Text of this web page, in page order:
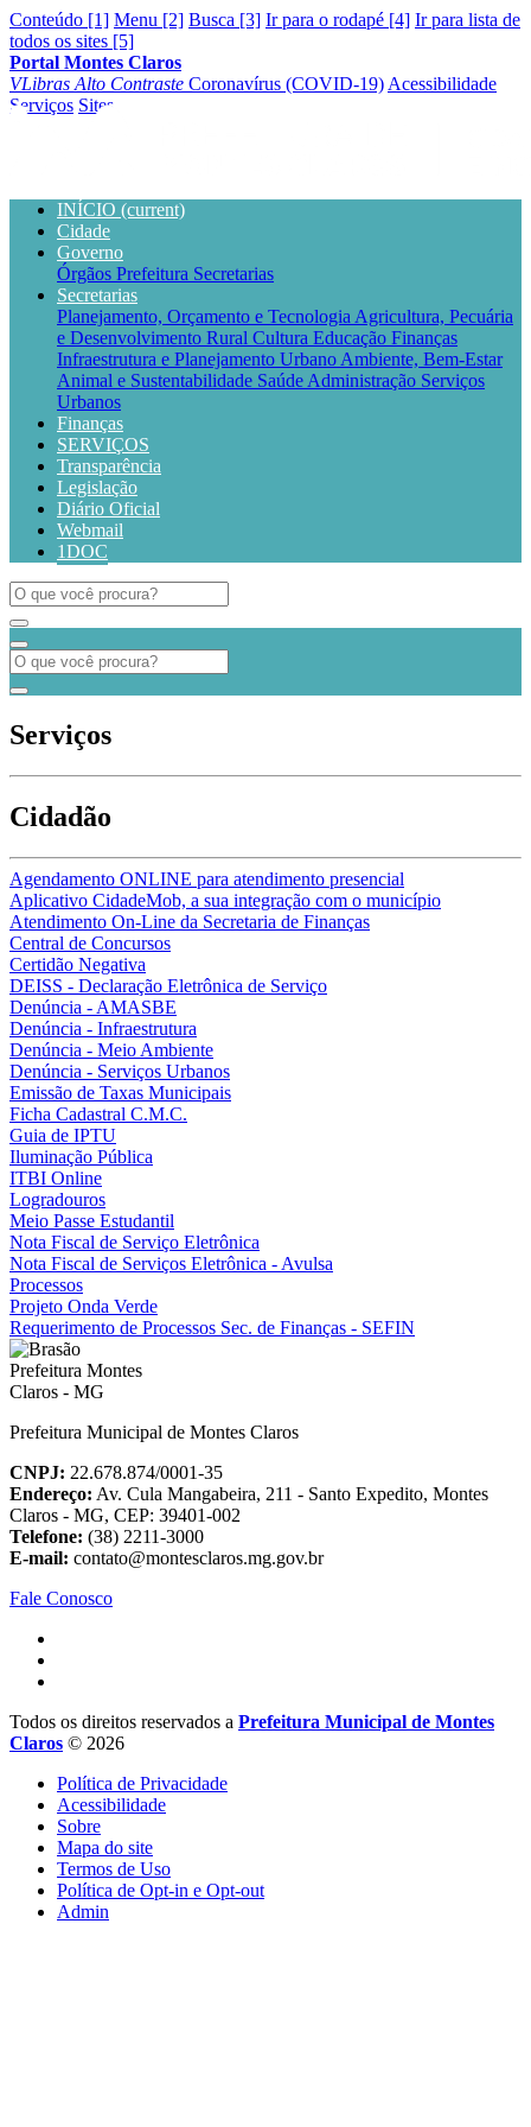
Conteúdo [1] Menu [2] Busca [3] Ir para o rodapé [4] Ir para lista de
todos os sites [5]
Portal Montes Claros
VLibras Alto Contraste Coronavírus (COVID-19) Acessibilidade
Serviços Sites
INÍCIO (current)
Cidade
Governo
Órgãos Prefeitura Secretarias
Secretarias
Planejamento, Orçamento e Tecnologia Agricultura, Pecuária
e Desenvolvimento Rural Cultura Educação Finanças
Infraestrutura e Planejamento Urbano Ambiente, Bem-Estar
Animal e Sustentabilidade Saúde Administração Serviços
Urbanos
Finanças
SERVIÇOS
Transparência
Legislação
Diário Oficial
Webmail
1DOC
Serviços
Cidadão
Agendamento ONLINE para atendimento presencial
Aplicativo CidadeMob, a sua integração com o município
Atendimento On-Line da Secretaria de Finanças
Central de Concursos
Certidão Negativa
DEISS - Declaração Eletrônica de Serviço
Denúncia - AMASBE
Denúncia - Infraestrutura
Denúncia - Meio Ambiente
Denúncia - Serviços Urbanos
Emissão de Taxas Municipais
Ficha Cadastral C.M.C.
Guia de IPTU
Iluminação Pública
ITBI Online
Logradouros
Meio Passe Estudantil
Nota Fiscal de Serviço Eletrônica
Nota Fiscal de Serviços Eletrônica - Avulsa
Processos
Projeto Onda Verde
Requerimento de Processos Sec. de Finanças - SEFIN
Prefeitura Municipal de Montes Claros
CNPJ: 22.678.874/0001-35
Endereço: Av. Cula Mangabeira, 211 - Santo Expedito, Montes
Claros - MG, CEP: 39401-002
Telefone: (38) 2211-3000
E-mail: contato@montesclaros.mg.gov.br
Fale Conosco
Todos os direitos reservados a Prefeitura Municipal de Montes
Claros © 2026
Política de Privacidade
Acessibilidade
Sobre
Mapa do site
Termos de Uso
Política de Opt-in e Opt-out
Admin